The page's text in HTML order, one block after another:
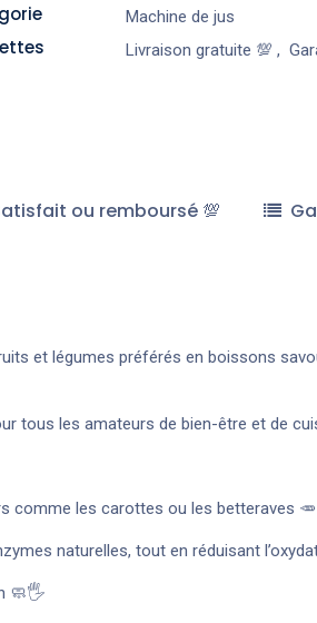
Machine de jus
Livraison gratuite 💯 ,
ou remboursé 💯
et légumes préférés en boissons
tous les amateurs de bien-être et de
comme les carottes ou les betteraves
naturelles, tout en réduisant
🧼🖐️